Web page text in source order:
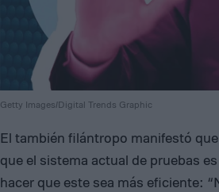
Getty Images/Digital Trends Graphic
El también filántropo manifestó
que el sistema actual de pruebas
hacer que este sea más eficiente: